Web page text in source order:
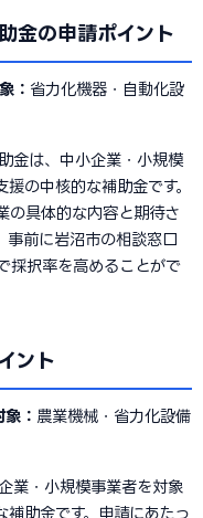
金の申請ポイント
： 省力化機器・自動化設
金は、中小企業・小規模
の中核的な補助金です。
の具体的な内容と期待さ
事前に岩沼市の相談窓口
採択率を高めることがで
ント
象： 農業機械・省力化設備
業・小規模事業者を対象
補助金です。申請にあたっ